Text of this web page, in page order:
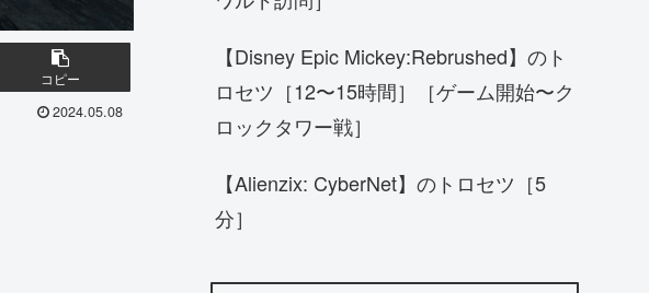
コピー
2024.05.08
【Disney Epic Mickey:Rebrushed】のト
ロセツ［12〜15時間］［ゲーム開始〜ク
ロックタワー戦］
【Alienzix: CyberNet】のトロセツ［5
分］